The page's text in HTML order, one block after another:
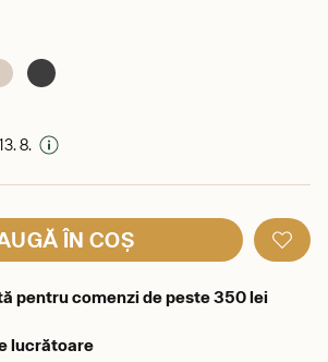
8.
ÎN COȘ
pentru comenzi de peste 350 lei
lucrătoare